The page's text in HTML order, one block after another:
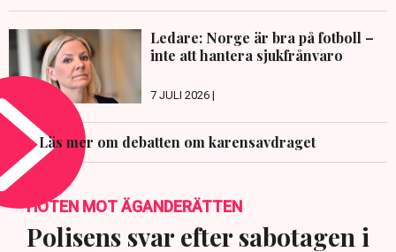
Ledare: Norge är bra på fotboll –
inte att hantera sjukfrånvaro
7 JULI 2026 |
Läs mer om debatten om karensavdraget
HOTEN MOT ÄGANDERÄTTEN
Polisens svar efter sabotagen i